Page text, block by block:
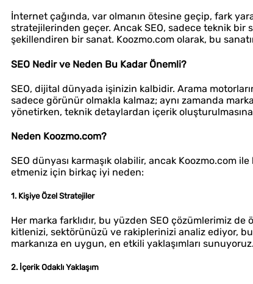
İnternet çağında, var olmanın ötesine geçip, fark
stratejilerinden geçer. Ancak SEO, sadece teknik bir
şekillendiren bir sanat. Koozmo.com olarak, bu
SEO Nedir ve Neden Bu Kadar Önemli?
SEO, dijital dünyada işinizin kalbidir. Arama
sadece görünür olmakla kalmaz; aynı zamanda
yönetirken, teknik detaylardan içerik
Neden Koozmo.com?
SEO dünyası karmaşık olabilir, ancak Koozmo.com
etmeniz için birkaç iyi neden:
1. Kişiye Özel Stratejiler
Her marka farklıdır, bu yüzden SEO çözümlerimiz de
kitlenizi, sektörünüzü ve rakiplerinizi analiz ediyor,
markanıza en uygun, en etkili yaklaşımları sunuyoruz.
2. İçerik Odaklı Yaklaşım